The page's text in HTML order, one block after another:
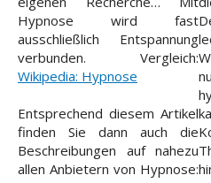
Hypnose wird fast
ausschließlich Entspannung
verbunden. Vergleich:
Wikipedia: Hypnose
Entsprechend diesem Artikel
finden Sie dann auch die
Beschreibungen auf nahezu
allen Anbietern von Hypnose: